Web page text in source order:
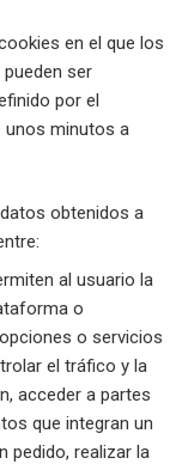
en el que los
ser
por el
unos minutos a
obtenidos a
al usuario la
o
o servicios
el tráfico y la
acceder a partes
que integran un
pedido, realizar la